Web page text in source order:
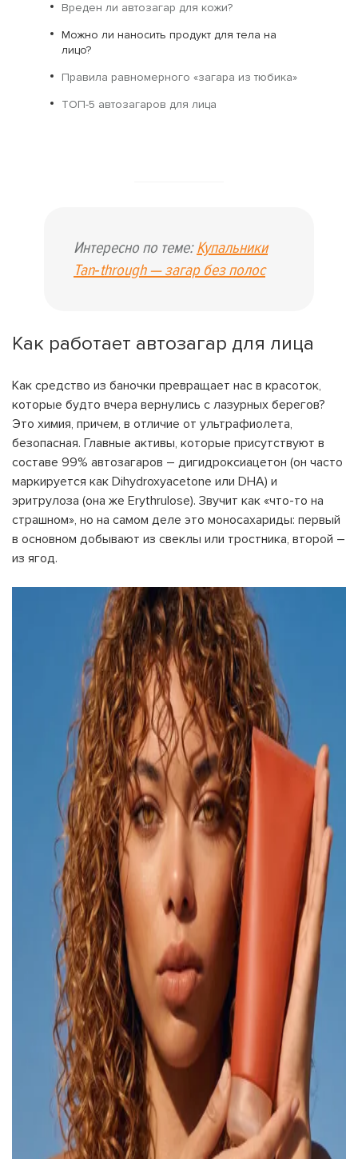
Вреден ли автозагар для кожи?
Можно ли наносить продукт для тела на
лицо?
Правила равномерного «загара из тюбика»
ТОП-5 автозагаров для лица
Интересно по теме:Купальники
Tan‑through — загар без полос
Как работает автозагар для лица
Как средство из баночки превращает нас в красоток,
которые будто вчера вернулись с лазурных берегов?
Это химия, причем, в отличие от ультрафиолета,
безопасная. Главные активы, которые присутствуют в
составе 99% автозагаров – дигидроксиацетон (он часто
маркируется как Dihydroxyacetone или DHA) и
эритрулоза (она же Erythrulose). Звучит как «что-то на
страшном», но на самом деле это моносахариды: первый
в основном добывают из свеклы или тростника, второй –
из ягод.